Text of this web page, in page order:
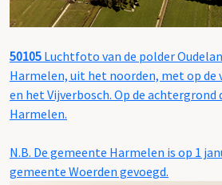
50105 Luchtfoto van de polder
Harmelen, uit het noorden, met op de
en het Vijverbosch. Op de achtergrond
Harmelen.
N.B. De gemeente Harmelen is op 1
gemeente Woerden gevoegd.